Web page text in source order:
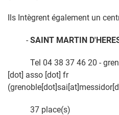
Ils Intègrent également un
- SAINT MARTIN
Tel 04 38 37 46 20 -
[dot] asso [dot] fr
37 place(s)